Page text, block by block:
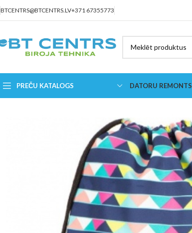
BTCENTRS@BTCENTRS.LV+371 67355773
PREČU KATALOGS DATORU REMONTS